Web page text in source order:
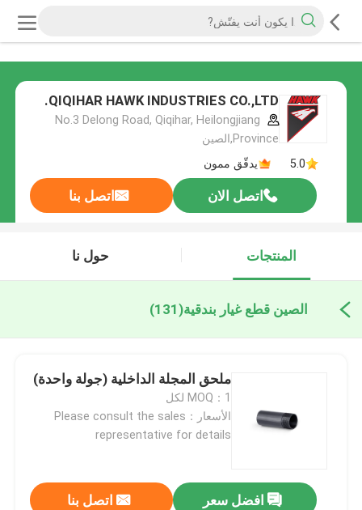
QIQIHAR HAWK INDUSTRIES CO.,LTD.
No.3 Delong Road, Qiqihar, Heilongjiang
Province,الصين
5.0
يدقّق ممون
اتصل الان اتصل بنا
المنتجات حول نا
الصين قطع غيار بندقية(131)
ملحق المجلة الداخلية (جولة واحدة)
MOQ：1 لكل
الأسعار：Please consult the sales
representative for details
افضل سعر اتصل بنا